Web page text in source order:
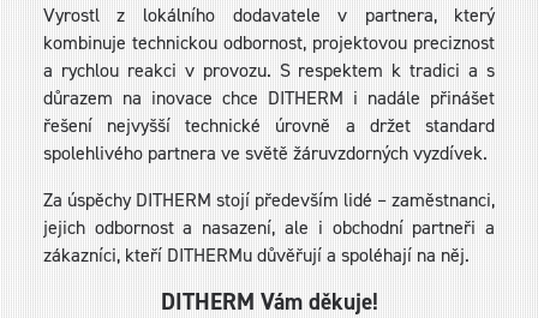
Vyrostl z lokálního dodavatele v partnera, který
kombinuje technickou odbornost, projektovou preciznost
a rychlou reakci v provozu. S respektem k tradici a s
důrazem na inovace chce DITHERM i nadále přinášet
řešení nejvyšší technické úrovně a držet standard
spolehlivého partnera ve světě žáruvzdorných vyzdívek.
Za úspěchy DITHERM stojí především lidé – zaměstnanci,
jejich odbornost a nasazení, ale i obchodní partneři a
zákazníci, kteří DITHERMu důvěřují a spoléhají na něj.
DITHERM Vám děkuje!